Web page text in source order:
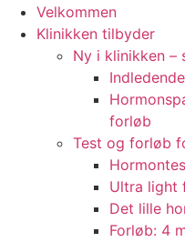
Velkommen
Klinikken tilbyder
Ny i klinikken –
forløb
Test og forløb
Ultra light
Det lille
Forløb: 4